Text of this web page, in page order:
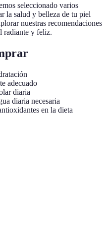
seleccionado varios
la salud y belleza de tu piel
nuestras recomendaciones
radiante y feliz.
adecuado
diaria
diaria necesaria
en la dieta